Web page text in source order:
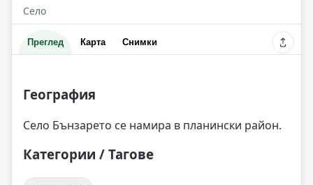
Село
Преглед Карта Снимки
География
Село Бънзарето се намира в планински район.
Категории / Тагове